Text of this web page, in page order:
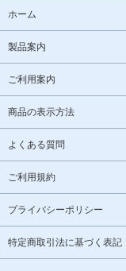
ホーム
製品案内
ご利用案内
商品の表示方法
よくある質問
ご利用規約
プライバシーポリシー
特定商取引法に基づく表記